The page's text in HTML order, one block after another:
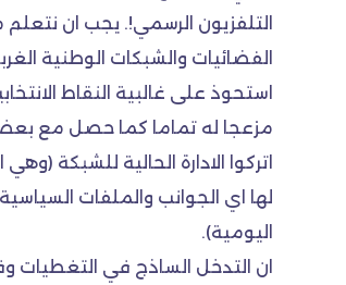
التلفزيون الرسمي!. يجب ان نتعلم
الفضائيات والشبكات الوطنية
استحوذ على غالبية النقاط
مزعجا له تماما كما حصل مع
اتركوا الادارة الحالية للشبكة
لها اي الجوانب والملفات السياسية
اليومية).
ان التدخل الساذج في التغطيات